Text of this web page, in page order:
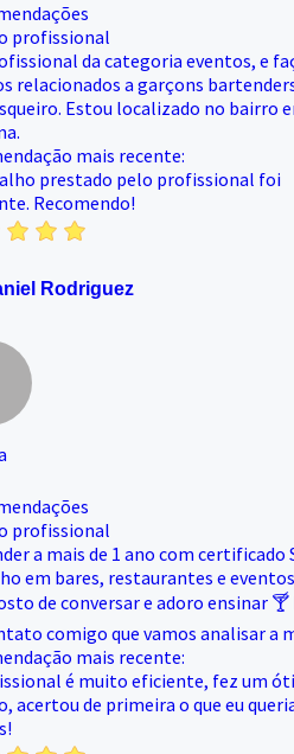
profissional
da categoria eventos, e
relacionados a garçons
Estou localizado no bairro
mais recente:
prestado pelo profissional foi
Recomendo!
Rodriguez
profissional
a mais de 1 ano com certificado
em bares, restaurantes e
de conversar e adoro ensinar
comigo que vamos analisar a
mais recente:
é muito eficiente, fez um
acertou de primeira o que eu